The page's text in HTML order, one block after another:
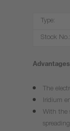
Type:
Stock No.:
The
Iridium
With the